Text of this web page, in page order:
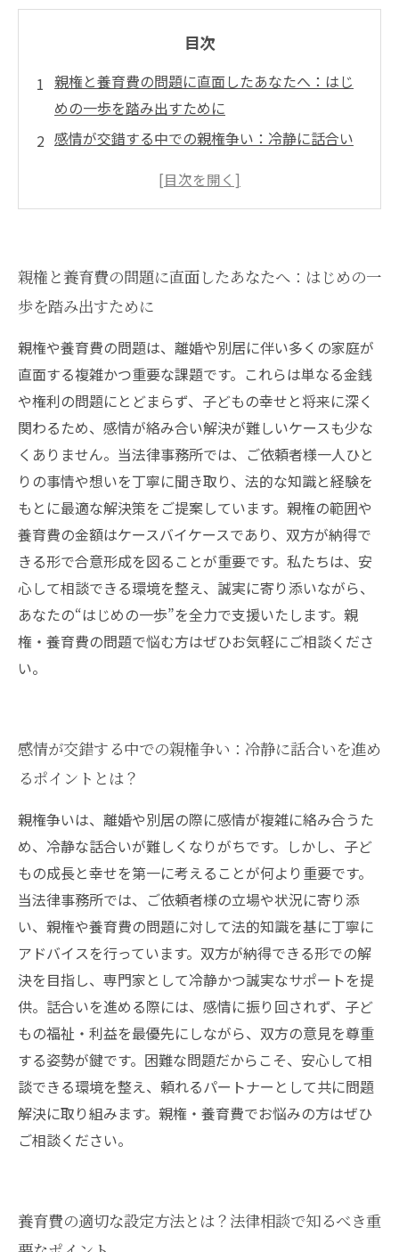
目次
親権と養育費の問題に直面したあなたへ：はじ
めの一歩を踏み出すために
感情が交錯する中での親権争い：冷静に話合い
養育費の適切な設定方法とは？法律相談で知る
ポートがもたらす安心感
双方が納得する形での問題解決へ：親権・養育
費問題の最良の結末を目指して
親権問題で悩む方に知ってほしい！法律相談で
得られる安心と解決策
養育費に関する疑問をスッキリ解消：専門家が
教える実践的なアドバイス
親権と養育費の問題に直面したあなたへ：はじめの一
歩を踏み出すために
親権や養育費の問題は、離婚や別居に伴い多くの家庭が
直面する複雑かつ重要な課題です。これらは単なる金銭
や権利の問題にとどまらず、子どもの幸せと将来に深く
関わるため、感情が絡み合い解決が難しいケースも少な
くありません。当法律事務所では、ご依頼者様一人ひと
りの事情や想いを丁寧に聞き取り、法的な知識と経験を
もとに最適な解決策をご提案しています。親権の範囲や
養育費の金額はケースバイケースであり、双方が納得で
きる形で合意形成を図ることが重要です。私たちは、安
心して相談できる環境を整え、誠実に寄り添いながら、
あなたの“はじめの一歩”を全力で支援いたします。親
権・養育費の問題で悩む方はぜひお気軽にご相談くださ
い。
感情が交錯する中での親権争い：冷静に話合いを進め
るポイントとは？
親権争いは、離婚や別居の際に感情が複雑に絡み合うた
め、冷静な話合いが難しくなりがちです。しかし、子ど
もの成長と幸せを第一に考えることが何より重要です。
当法律事務所では、ご依頼者様の立場や状況に寄り添
い、親権や養育費の問題に対して法的知識を基に丁寧に
アドバイスを行っています。双方が納得できる形での解
決を目指し、専門家として冷静かつ誠実なサポートを提
供。話合いを進める際には、感情に振り回されず、子ど
もの福祉・利益を最優先にしながら、双方の意見を尊重
する姿勢が鍵です。困難な問題だからこそ、安心して相
談できる環境を整え、頼れるパートナーとして共に問題
解決に取り組みます。親権・養育費でお悩みの方はぜひ
ご相談ください。
養育費の適切な設定方法とは？法律相談で知るべき重